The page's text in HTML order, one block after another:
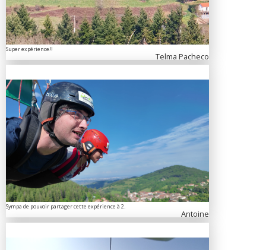
Super expérience!!
Telma Pacheco
Sympa de pouvoir partager cette expérience à 2.
Antoine